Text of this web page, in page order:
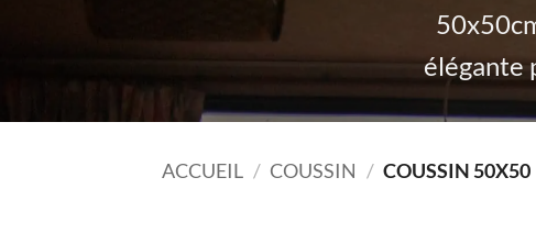
élégante
ACCUEIL / COUSSIN / COUSSIN 50X50